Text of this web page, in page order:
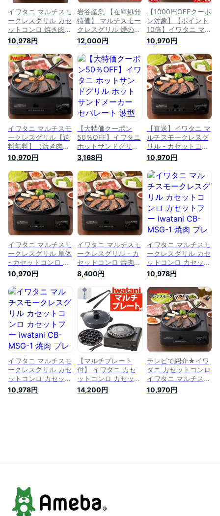
イワタニ マルチスモ
ークレスグリル カセ
ットコンロ 焼き肉プ
レート たこ焼きプレ
ート 焼肉 たこ焼き
プレート Iwatani
CB-MSG-1 岩谷産業
減煙 直火 キッチン
家電 調理 ニッセン
nissen
10,978円
岩谷産業 【在庫処分
特価】 マルチスモー
クレスグリル 煙の少
ない焼肉グリル カセ
ットコンロ 日本製
イワタニ iwatani ブ
ラック CB-MSG-1
12,000円
【1000円OFFクーポ
ン対象】【ポイント
10倍】イワタニ マル
チスモークレスグリ
ル Iwatani CB-MSG-
1 カセットフー スモ
ークレス カセットコ
ンロ 焼肉 プレート
煙 出ない イワタニ
カセットコンロ バー
ベキュー たこ焼き
イワタニカセットフ
ー マルチスモークレ
スグリル【RSL】
10,970円
イワタニ マルチスモ
ークレスグリル【送
料無料】（焼き肉プ
レート・たこ焼きプ
レート）Iwatani CB-
MSG-1 岩谷産業 カ
セット
10,970円
【大特価クーポン
50％OFF】イワタニ
ホットサンドグリル
ホットサンドメーカ
ー セパレート 波型
フラット型 フライパ
ン 分解 2WAY 軽量
軽い Iwatani iwtzzz
母の日 プレゼント
(BR0)【ギフト袋対
象、ギフトBOX対
象、熨斗対象】
3,168円
【直送】イワタニ マ
ルチスモークレスグ
リル - カセットコン
ロ 焼肉 プレート 煙
出ない バーベキュー
たこ焼き グリル カ
セットボンベ アウト
ドア コードレス カ
セットガス 五徳 す
き焼き 鍋 カセット
フー Iwatani CB-
MSG-1
10,970円
イワタニ マルチスモ
ークレスグリル 単体
- カセットコンロ 焼
肉 プレート 煙 出な
い バーベキュー た
こ焼き グリル カセ
ットボンベ アウトド
ア 防災 コードレス
カセットガス 五徳
すき焼き 鍋 カセッ
トフー Iwatani CB-
MSG-1
10,970円
イワタニ マルチスモ
ークレスグリル - カ
セットコンロ 焼肉
プレート 煙 出ない
バーベキュー たこ焼
き グリル カセット
ボンベ アウトドア
防災 コードレス カ
セットガス 五徳 す
き焼き 鍋 カセット
フー Iwatani CB-
MSG-1
8,400円
イワタニ マルチスモ
ークレスグリル カセ
ットコンロ カセット
フー iwatani CB-
MSG-1 焼肉 プレー
ト たこ焼きプレート
煙 出ない アウトド
ア コードレス カセ
ットガス すき焼き
焼き肉 鍋
10,978円
イワタニ マルチスモ
ークレスグリル カセ
ットコンロ カセット
フー iwatani CB-
MSG-1 焼肉 プレー
10,978円
【マルチプレート
付】 イワタニ カセ
ットコンロ カセット
フー マルチスモーク
レスグリル CB-
14,200円
テレビで紹介★イワ
タニ カセットコンロ
イワタニ マルチスモ
ークレスグリル
Iwatani CB-MSG-1
10,970円